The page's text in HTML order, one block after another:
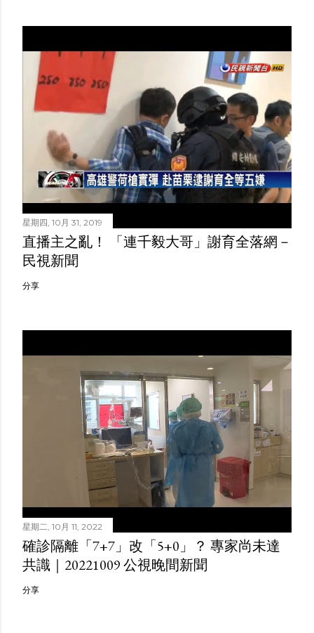
星期四, 10月 31, 2019
直播主之亂！ 「連千毅大哥」謝育全落網－
民視新聞
分享
星期二, 10月 11, 2022
確診隔離「7+7」改「5+0」？ 專家尚未達
共識｜20221009 公視晚間新聞
分享